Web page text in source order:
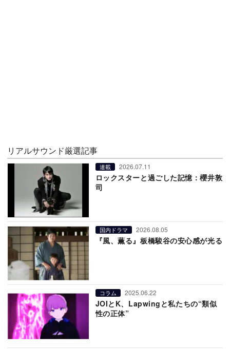
リアルサウンド厳選記事
連載 2026.07.11
ロックスターと過ごした記憶：櫻井敦
司
国内ドラマ 2026.08.05
『風、薫る』板橋駿谷の安心感が光る
コラム 2025.06.22
JOIとK、Lapwingと私たちの“類似
性の正体”